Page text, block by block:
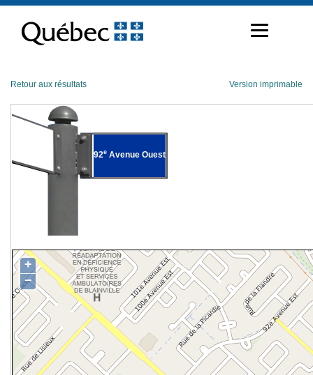
contenu
Retour aux résultats Version imprimable
92e Avenue Ouest
+
−